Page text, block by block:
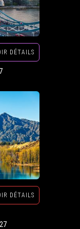
DÉTAILS
DÉTAILS